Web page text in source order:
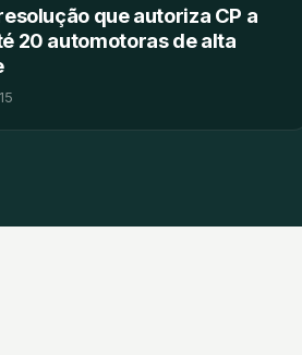
que autoriza CP a
20 automotoras de alta